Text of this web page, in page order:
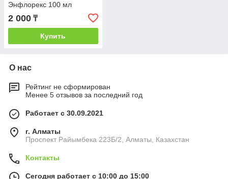
Энфлорекс 100 мл
2 000 ₸
Купить
О нас
Рейтинг не сформирован
Менее 5 отзывов за последний год
Работает с 30.09.2021
г. Алматы
Проспект Райымбека 223Б/2, Алматы, Казахстан
Контакты
Сегодня работает с 10:00 до 15:00